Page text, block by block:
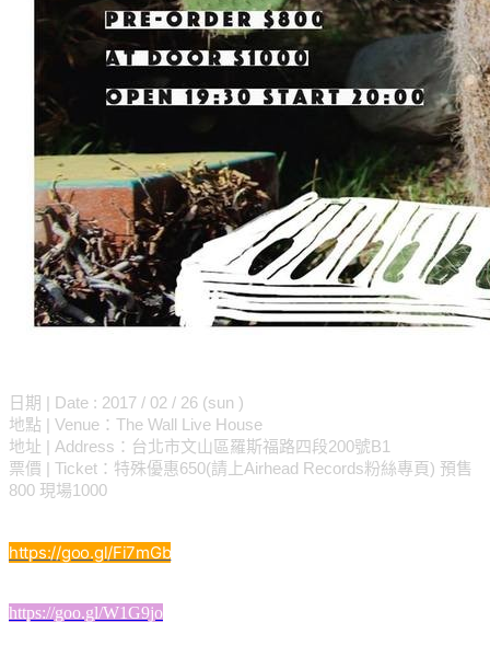
日期 | Date : 2017 / 02 / 26 (sun )
地點 | Venue：The Wall Live House
地址 | Address：台北市文山區羅斯福路四段200號B1
票價 | Ticket：特殊優惠650(請上Airhead Records粉絲專頁) 預售
800 現場1000
https://goo.gl/Fi7mGb
https://goo.gl/W1G9jo